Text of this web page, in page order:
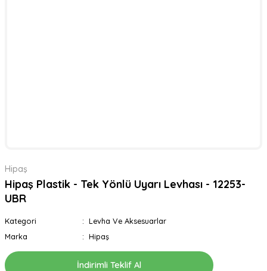
Hipaş
Hipaş Plastik - Tek Yönlü Uyarı Levhası - 12253-
UBR
Kategori
Levha Ve Aksesuarlar
Marka
Hipaş
İndirimli Teklif Al